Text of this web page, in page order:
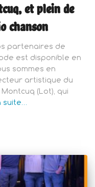
et plein de
chanson
partenaires de
est disponible en
sommes en
artistique du
(Lot), qui